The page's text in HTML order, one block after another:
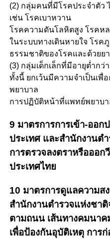
(2) กลุ่มคนที่มีโรคประจำตัว
เช่น โรคเบาหวาน
โรคความดันโลหิตสูง โรคห
ในระบบทางเดินหายใจ โร
ธรรมชาติของโรคและด้วยย
(3) กลุ่มเด็กเล็กที่มีอายุต่ำกว่า
ทั้งนี้ ยกเว้นมีความจำเป็นเพื่
พยาบาล
การปฏิบัติหน้าที่แพทย์พยาบ
9 มาตรการการเข้า-ออก
ประเทศ และสำนักงานต
การตรวจลงตราหรือออ
ประเทศไทย
10 มาตรการดูแลความส
สำนักงานตำรวจแห่งชา
ตามถนน เส้นทางคมนา
เพื่อป้องกันอุบัติเหตุ การ